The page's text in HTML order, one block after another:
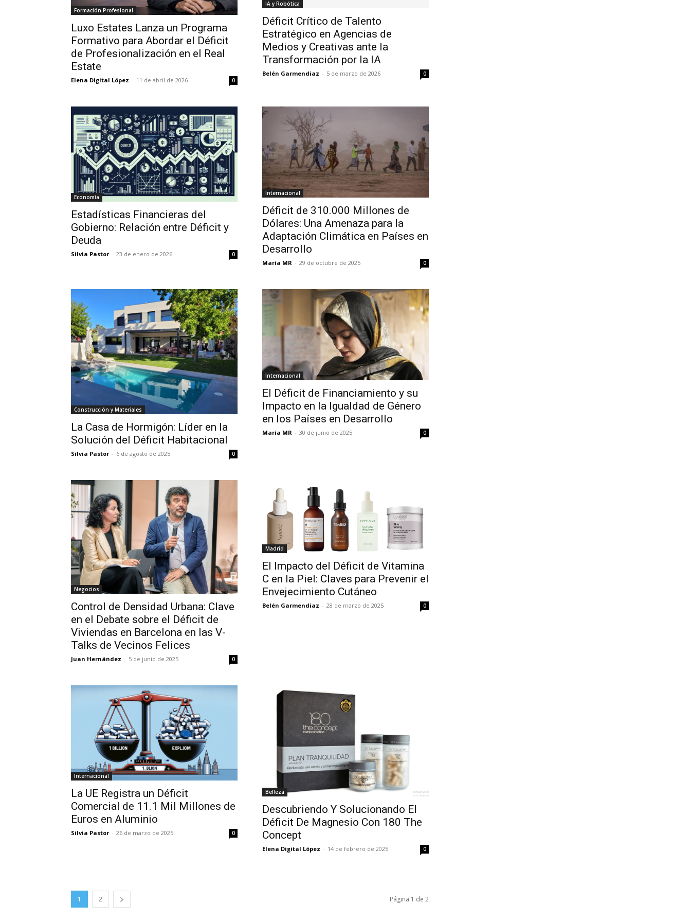
Formación Profesional
Luxo Estates Lanza un Programa
Formativo para Abordar el Déficit
de Profesionalización en el Real
Estate
Elena Digital López - 11 de abril de 2026 0
IA y Robótica
Déficit Crítico de Talento
Estratégico en Agencias de
Medios y Creativas ante la
Transformación por la IA
Belén Garmendiaz - 5 de marzo de 2026 0
Economía
Estadísticas Financieras del
Gobierno: Relación entre Déficit y
Deuda
Silvia Pastor - 23 de enero de 2026 0
Internacional
Déficit de 310.000 Millones de
Dólares: Una Amenaza para la
Adaptación Climática en Países en
Desarrollo
María MR - 29 de octubre de 2025 0
Construcción y Materiales
La Casa de Hormigón: Líder en la
Solución del Déficit Habitacional
Silvia Pastor - 6 de agosto de 2025 0
Internacional
El Déficit de Financiamiento y su
Impacto en la Igualdad de Género
en los Países en Desarrollo
María MR - 30 de junio de 2025 0
Negocios
Control de Densidad Urbana: Clave
en el Debate sobre el Déficit de
Viviendas en Barcelona en las V-
Talks de Vecinos Felices
Juan Hernández - 5 de junio de 2025 0
Madrid
El Impacto del Déficit de Vitamina
C en la Piel: Claves para Prevenir el
Envejecimiento Cutáneo
Belén Garmendiaz - 28 de marzo de 2025 0
Internacional
La UE Registra un Déficit
Comercial de 11.1 Mil Millones de
Euros en Aluminio
Silvia Pastor - 26 de marzo de 2025 0
Belleza
Descubriendo Y Solucionando El
Déficit De Magnesio Con 180 The
Concept
Elena Digital López - 14 de febrero de 2025 0
1 2 Página 1 de 2